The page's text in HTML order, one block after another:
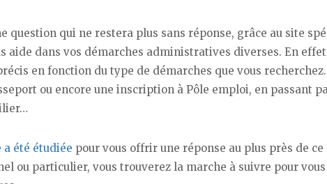
question qui ne restera plus sans réponse, grâce au site
aide dans vos démarches administratives diverses. En
en fonction du type de démarches que vous
ou encore une inscription à Pôle emploi, en passant
a été étudiée pour vous offrir une réponse au plus près de ce
ou particulier, vous trouverez la marche à suivre pour